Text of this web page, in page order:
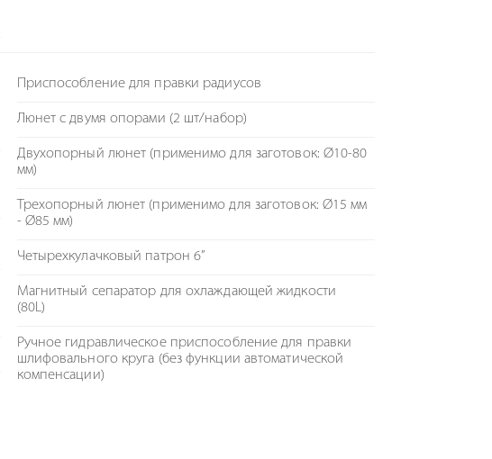
Приспособление для правки радиусов
Люнет с двумя опорами (2 шт/набор)
Двухопорный люнет (применимо для заготовок: Ø10-80
мм)
Трехопорный люнет (применимо для заготовок: Ø15 мм
- Ø85 мм)
Четырехкулачковый патрон 6”
Магнитный сепаратор для охлаждающей жидкости
(80L)
Ручное гидравлическое приспособление для правки
шлифовального круга (без функции автоматической
компенсации)